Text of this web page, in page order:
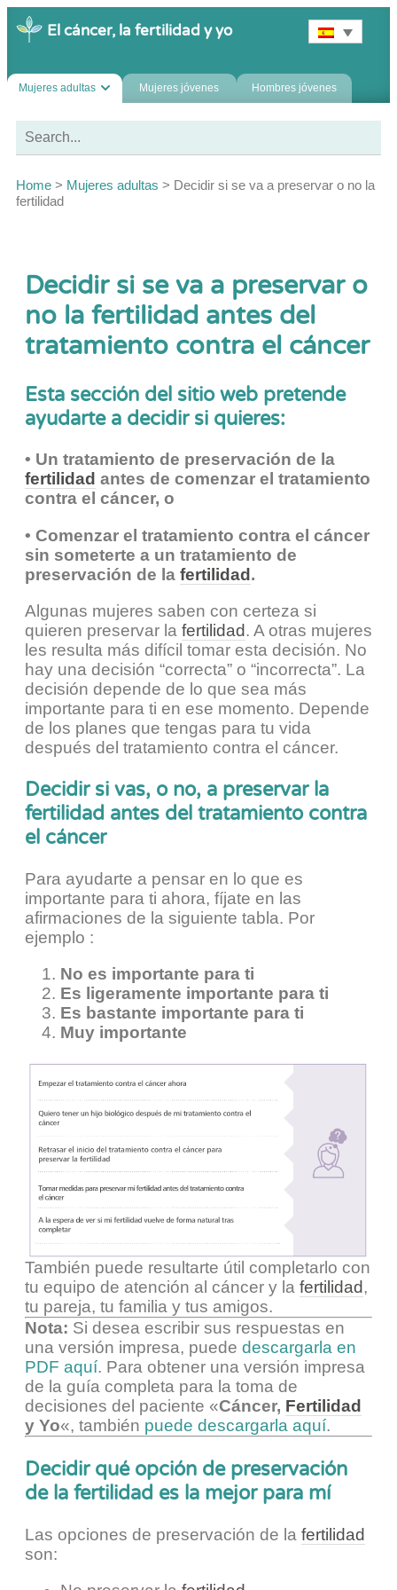
El cáncer, la fertilidad y yo
Mujeres adultas Mujeres jóvenes Hombres jóvenes
Home > Mujeres adultas > Decidir si se va a preservar o no la
fertilidad
Decidir si se va a preservar o
no la fertilidad antes del
tratamiento contra el cáncer
Esta sección del sitio web pretende
ayudarte a decidir si quieres:
• Un tratamiento de preservación de la
fertilidad antes de comenzar el tratamiento
contra el cáncer, o
• Comenzar el tratamiento contra el cáncer
sin someterte a un tratamiento de
preservación de la fertilidad.
Algunas mujeres saben con certeza si
quieren preservar la fertilidad. A otras mujeres
les resulta más difícil tomar esta decisión. No
hay una decisión “correcta” o “incorrecta”. La
decisión depende de lo que sea más
importante para ti en ese momento. Depende
de los planes que tengas para tu vida
después del tratamiento contra el cáncer.
Decidir si vas, o no, a preservar la
fertilidad antes del tratamiento contra
el cáncer
Para ayudarte a pensar en lo que es
importante para ti ahora, fíjate en las
afirmaciones de la siguiente tabla. Por
ejemplo :
No es importante para ti
Es ligeramente importante para ti
Es bastante importante para ti
Muy importante
También puede resultarte útil completarlo con
tu equipo de atención al cáncer y la fertilidad,
tu pareja, tu familia y tus amigos.
Nota: Si desea escribir sus respuestas en
una versión impresa, puede descargarla en
PDF aquí. Para obtener una versión impresa
de la guía completa para la toma de
decisiones del paciente «Cáncer, Fertilidad
y Yo«, también puede descargarla aquí.
Decidir qué opción de preservación
de la fertilidad es la mejor para mí
Las opciones de preservación de la fertilidad
son: